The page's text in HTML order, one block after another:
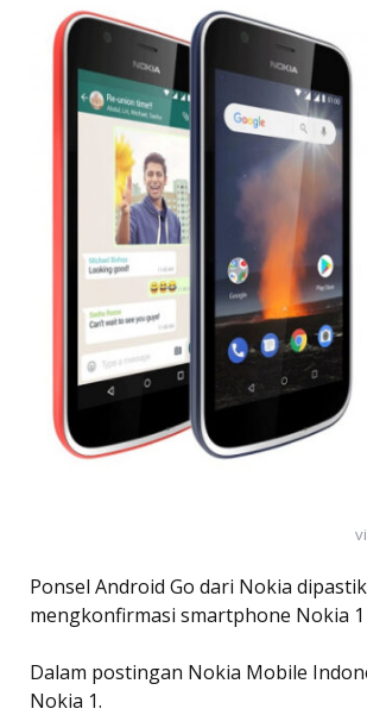
Ponsel Android Go dari Nokia
mengkonfirmasi smartphone Nokia
Dalam postingan Nokia Mobile
Nokia 1.